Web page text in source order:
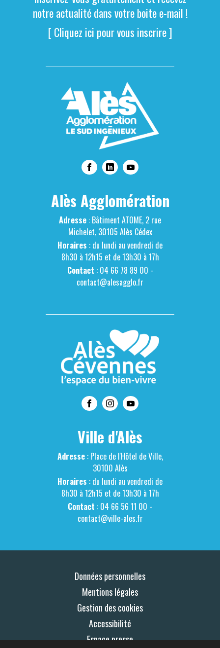
notre actualité dans votre boite e-mail !
[ Cliquez ici pour vous inscrire ]
Alès Agglomération
Adresse : Bâtiment ATOME, 2 rue
Michelet, 30105 Alès Cédex
Horaires : du lundi au vendredi de
8h30 à 12h15 et de 13h30 à 17h
Contact : 04 66 78 89 00 -
contact@alesagglo.fr
Ville d'Alès
Adresse: Place de l'Hôtel de Ville,
30100 Alès
Horaires : du lundi au vendredi de
8h30 à 12h15 et de 13h30 à 17h
Contact : 04 66 56 11 00 -
contact@ville-ales.fr
Données personnelles
Mentions légales
Gestion des cookies
Accessibilité
Espace presse